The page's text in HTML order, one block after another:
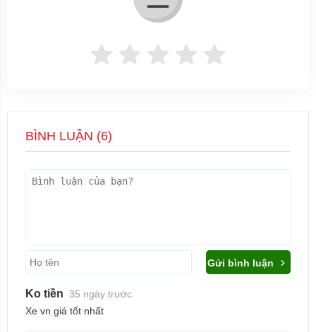
BÌNH LUẬN (6)
Gửi bình luận
Ko tiền 35 ngày trước
Xe vn giá tốt nhất